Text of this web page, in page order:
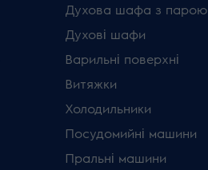
Духова шафа з парою
Духові шафи
Варильні поверхні
Витяжки
Холодильники
Посудомийні машини
Пральні машини